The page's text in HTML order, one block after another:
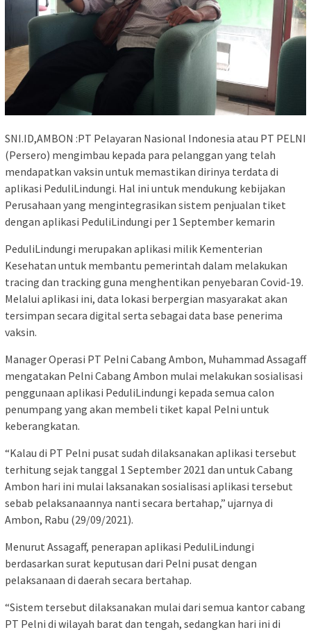
SNI.ID,AMBON :PT Pelayaran Nasional Indonesia atau PT PELNI
(Persero) mengimbau kepada para pelanggan yang telah
mendapatkan vaksin untuk memastikan dirinya terdata di
aplikasi PeduliLindungi. Hal ini untuk mendukung kebijakan
Perusahaan yang mengintegrasikan sistem penjualan tiket
dengan aplikasi PeduliLindungi per 1 September kemarin
PeduliLindungi merupakan aplikasi milik Kementerian
Kesehatan untuk membantu pemerintah dalam melakukan
tracing dan tracking guna menghentikan penyebaran Covid-19.
Melalui aplikasi ini, data lokasi berpergian masyarakat akan
tersimpan secara digital serta sebagai data base penerima
vaksin.
Manager Operasi PT Pelni Cabang Ambon, Muhammad Assagaff
mengatakan Pelni Cabang Ambon mulai melakukan sosialisasi
penggunaan aplikasi PeduliLindungi kepada semua calon
penumpang yang akan membeli tiket kapal Pelni untuk
keberangkatan.
“Kalau di PT Pelni pusat sudah dilaksanakan aplikasi tersebut
terhitung sejak tanggal 1 September 2021 dan untuk Cabang
Ambon hari ini mulai laksanakan sosialisasi aplikasi tersebut
sebab pelaksanaannya nanti secara bertahap,” ujarnya di
Ambon, Rabu (29/09/2021).
Menurut Assagaff, penerapan aplikasi PeduliLindungi
berdasarkan surat keputusan dari Pelni pusat dengan
pelaksanaan di daerah secara bertahap.
“Sistem tersebut dilaksanakan mulai dari semua kantor cabang
PT Pelni di wilayah barat dan tengah, sedangkan hari ini di